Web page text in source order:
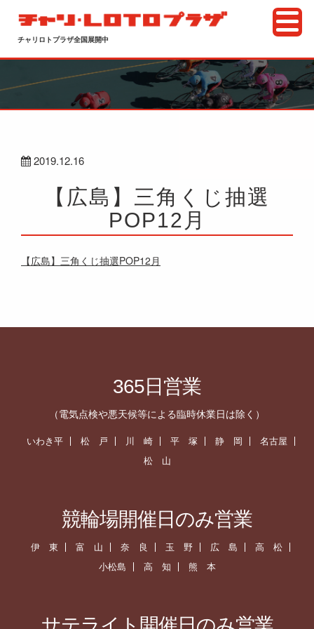
チャリロトプラザ全国展開中
2019.12.16
【広島】三角くじ抽選
POP12月
【広島】三角くじ抽選POP12月
365日営業
（電気点検や悪天候等による臨時休業日は除く）
いわき平 松 戸 川 崎 平 塚 静 岡
名古屋
松 山
競輪場開催日のみ営業
伊 東 富 山 奈 良 玉 野 広 島
高 松
小松島
高 知 熊 本